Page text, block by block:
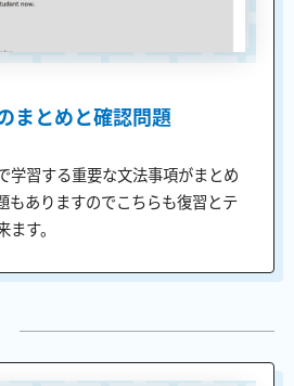
まとめと確認問題
学習する重要な文法事項がまとめ
もありますのでこちらも復習とテ
す。